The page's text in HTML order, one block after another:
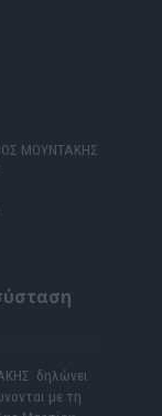
ΜΟΥΝΤΑΚΗΣ
δηλώνει
με τη